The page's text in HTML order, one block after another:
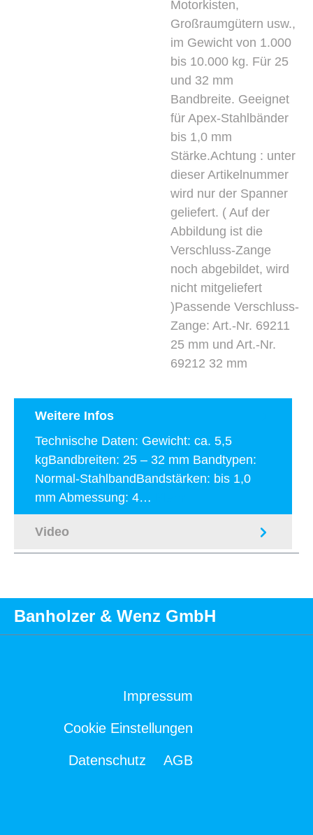
Motorkisten,
Großraumgütern usw.,
im Gewicht von 1.000
bis 10.000 kg. Für 25
und 32 mm
Bandbreite. Geeignet
für Apex-Stahlbänder
bis 1,0 mm
Stärke.Achtung : unter
dieser Artikelnummer
wird nur der Spanner
geliefert. ( Auf der
Abbildung ist die
Verschluss-Zange
noch abgebildet, wird
nicht mitgeliefert
)Passende Verschluss-
Zange: Art.-Nr. 69211
25 mm und Art.-Nr.
69212 32 mm
Weitere Infos
Technische Daten: Gewicht: ca. 5,5
kgBandbreiten: 25 – 32 mm Bandtypen:
Normal-StahlbandBandstärken: bis 1,0
mm Abmessung: 4…
Video
Banholzer & Wenz GmbH
Impressum
Cookie Einstellungen
Datenschutz AGB